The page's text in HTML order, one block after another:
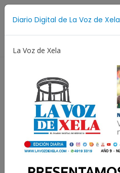
Diario Digital de La Voz de Xela
La Voz de Xela